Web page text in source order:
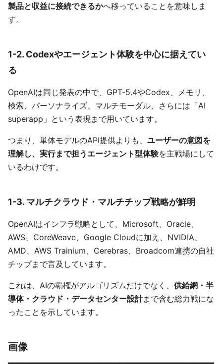
製品と収益に接続できるかへ移っていることを意味しま
す。
1-2. Codexやエージェント体験を中心に据えてい
る
OpenAIは同じ発表の中で、GPT-5.4やCodex、メモリ、
検索、パーソナライズ、マルチモーダル、さらには「AI
superapp」という表現まで用いています。
つまり、単体モデルのAPI提供よりも、 ユーザーの意図を
理解し、実行まで担うエージェント型体験を主戦場にして
いるわけです。
1-3. マルチクラウド・マルチチップ戦略が鮮明
OpenAIはインフラ戦略として、Microsoft、Oracle、
AWS、CoreWeave、Google Cloudに加え、NVIDIA、
AMD、AWS Trainium、Cerebras、Broadcom連携の自社
チップまで言及しています。
これは、AIの覇権がアルゴリズムだけでなく、 供給網・半
導体・クラウド・データセンター設計まで含む総力戦にな
ったことを示しています。
画像